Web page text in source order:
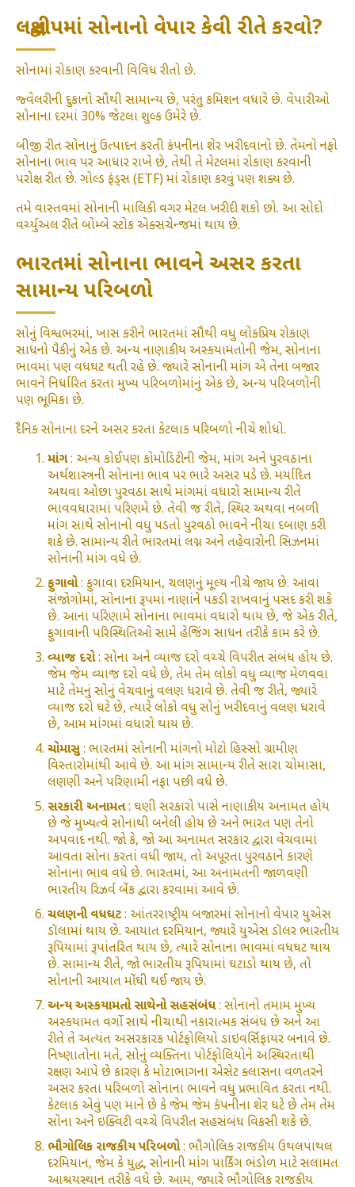
લક્ષદ્વીપમાં સોનાનો વેપાર કેવી રીતે કરવો?
સોનામાં રોકાણ કરવાની વિવિધ રીતો છે.
જ્વેલરીની દુકાનો સૌથી સામાન્ય છે, પરંતુ કમિશન વધારે છે. વેપારીઓ
સોનાના દરમાં 30% જેટલા શુલ્ક ઉમેરે છે.
બીજી રીત સોનાનું ઉત્પાદન કરતી કંપનીના શેર ખરીદવાનો છે. તેમનો નફો
સોનાના ભાવ પર આધાર રાખે છે, તેથી તે મેટલમાં રોકાણ કરવાની
પરોક્ષ રીત છે. ગોલ્ડ ફંડ્સ (ETF) માં રોકાણ કરવું પણ શક્ય છે.
તમે વાસ્તવમાં સોનાની માલિકી વગર મેટલ ખરીદી શકો છો. આ સોદો
વર્ચ્યુઅલ રીતે બોમ્બે સ્ટોક એક્સચેન્જમાં થાય છે.
ભારતમાં સોનાના ભાવને અસર કરતા
સામાન્ય પરિબળો
સોનું વિશ્વભરમાં, ખાસ કરીને ભારતમાં સૌથી વધુ લોકપ્રિય રોકાણ
સાધનો પૈકીનું એક છે. અન્ય નાણાકીય અસ્કયામતોની જેમ, સોનાના
ભાવમાં પણ વધઘટ થતી રહે છે. જ્યારે સોનાની માંગ એ તેના બજાર
ભાવને નિર્ધારિત કરતા મુખ્ય પરિબળોમાંનું એક છે, અન્ય પરિબળોની
પણ ભૂમિકા છે.
દૈનિક સોનાના દરને અસર કરતા કેટલાક પરિબળો નીચે શોધો.
માંગ: અન્ય કોઈપણ કોમોડિટીની જેમ, માંગ અને પુરવઠાના
અર્થશાસ્ત્રની સોનાના ભાવ પર ભારે અસર પડે છે. મર્યાદિત
અથવા ઓછા પુરવઠા સાથે માંગમાં વધારો સામાન્ય રીતે
ભાવવધારામાં પરિણમે છે. તેવી જ રીતે, સ્થિર અથવા નબળી
માંગ સાથે સોનાનો વધુ પડતો પુરવઠો ભાવને નીચા દબાણ કરી
શકે છે. સામાન્ય રીતે ભારતમાં લગ્ન અને તહેવારોની સિઝનમાં
સોનાની માંગ વધે છે.
ફુગાવો: ફુગાવા દરમિયાન, ચલણનું મૂલ્ય નીચે જાય છે. આવા
સંજોગોમાં, સોનાના રૂપમાં નાણાંને પકડી રાખવાનું પસંદ કરી શકે
છે. આના પરિણામે સોનાના ભાવમાં વધારો થાય છે, જે એક રીતે,
ફુગાવાની પરિસ્થિતિઓ સામે હેજિંગ સાધન તરીકે કામ કરે છે.
વ્યાજ દરો: સોના અને વ્યાજ દરો વચ્ચે વિપરીત સંબંધ હોય છે.
જેમ જેમ વ્યાજ દરો વધે છે, તેમ તેમ લોકો વધુ વ્યાજ મેળવવા
માટે તેમનું સોનું વેચવાનું વલણ ધરાવે છે. તેવી જ રીતે, જ્યારે
વ્યાજ દરો ઘટે છે, ત્યારે લોકો વધુ સોનું ખરીદવાનું વલણ ધરાવે
છે, આમ માંગમાં વધારો થાય છે.
ચોમાસુ: ભારતમાં સોનાની માંગનો મોટો હિસ્સો ગ્રામીણ
વિસ્તારોમાંથી આવે છે. આ માંગ સામાન્ય રીતે સારા ચોમાસા,
લણણી અને પરિણામી નફા પછી વધે છે.
સરકારી અનામત: ઘણી સરકારો પાસે નાણાકીય અનામત હોય
છે જે મુખ્યત્વે સોનાથી બનેલી હોય છે અને ભારત પણ તેનો
અપવાદ નથી. જો કે, જો આ અનામત સરકાર દ્વારા વેચવામાં
આવતા સોના કરતાં વધી જાય, તો અપૂરતા પુરવઠાને કારણે
સોનાના ભાવ વધે છે. ભારતમાં, આ અનામતની જાળવણી
ભારતીય રિઝર્વ બેંક દ્વારા કરવામાં આવે છે.
ચલણની વધઘટ: આંતરરાષ્ટ્રીય બજારમાં સોનાનો વેપાર યુએસ
ડૉલામાં થાય છે. આયાત દરમિયાન, જ્યારે યુએસ ડૉલર ભારતીય
રૂપિયામાં રૂપાંતરિત થાય છે, ત્યારે સોનાના ભાવમાં વધઘટ થાય
છે. સામાન્ય રીતે, જો ભારતીય રૂપિયામાં ઘટાડો થાય છે, તો
સોનાની આયાત મોંઘી થઈ જાય છે.
અન્ય અસ્કયામતો સાથેનો સહસંબંધ: સોનાનો તમામ મુખ્ય
અસ્કયામત વર્ગો સાથે નીચાથી નકારાત્મક સંબંધ છે અને આ
રીતે તે અત્યંત અસરકારક પોર્ટફોલિયો ડાઇવર્સિફાયર બનાવે છે.
નિષ્ણાતોના મતે, સોનું વ્યક્તિના પોર્ટફોલિયોને અસ્થિરતાથી
રક્ષણ આપે છે કારણ કે મોટાભાગના એસેટ ક્લાસના વળતરને
અસર કરતા પરિબળો સોનાના ભાવને વધુ પ્રભાવિત કરતા નથી.
કેટલાક એવું પણ માને છે કે જેમ જેમ કંપનીના શેર ઘટે છે તેમ તેમ
સોના અને ઇક્વિટી વચ્ચે વિપરીત સહસંબંધ વિકસી શકે છે.
ભૌગોલિક રાજકીય પરિબળો: ભૌગોલિક રાજકીય ઉથલપાથલ
દરમિયાન, જેમ કે યુદ્ધ, સોનાની માંગ પાર્કિંગ ભંડોળ માટે સલામત
આશ્રયસ્થાન તરીકે વધે છે. આમ, જ્યારે ભૌગોલિક રાજકીય